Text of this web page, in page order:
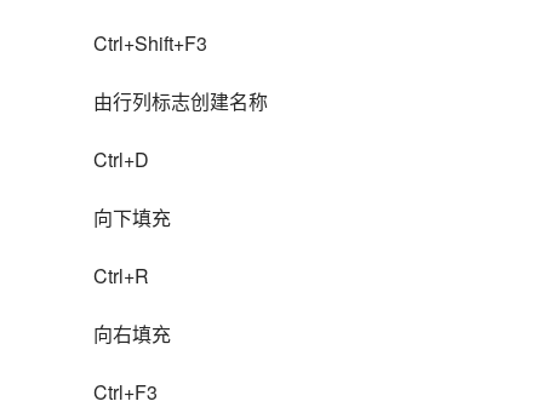
Ctrl+Shift+F3
由行列标志创建名称
Ctrl+D
向下填充
Ctrl+R
向右填充
Ctrl+F3